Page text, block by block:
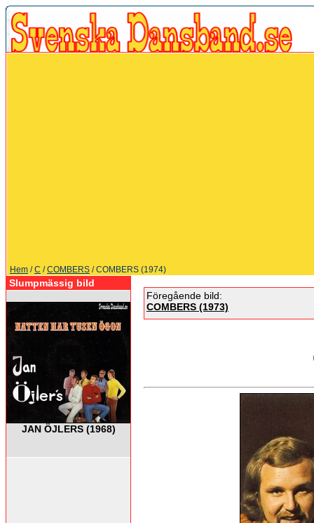
Hem /C /COMBERS / COMBERS (1974)
Slumpmässig bild
JAN ÖJLERS (1968)
Föregående bild:
COMBERS (1973)